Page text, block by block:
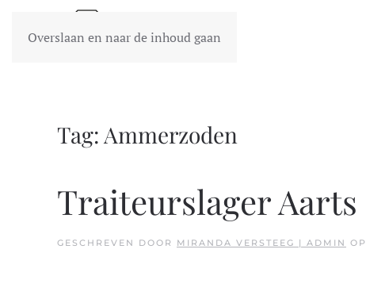
Overslaan en naar de inhoud gaan
Tag: Ammerzoden
Traiteurslager Aarts
GESCHREVEN DOOR MIRANDA VERSTEEG | ADMIN OP